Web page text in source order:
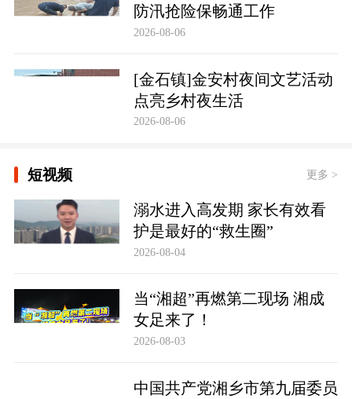
防汛抢险保畅通工作
2026-08-06
[金石镇]金安村夜间文艺活动
点亮乡村夜生活
2026-08-06
短视频 更多 >
溺水进入高发期 家长有效看
护是最好的“救生圈”
2026-08-04
当“湘超”再燃第二现场 湘成
女足来了！
2026-08-03
中国共产党湘乡市第九届委员